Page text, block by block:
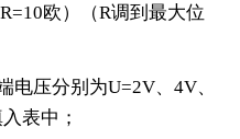
欧）（R调到最大位
电压分别为U=2V、4V、
表中；